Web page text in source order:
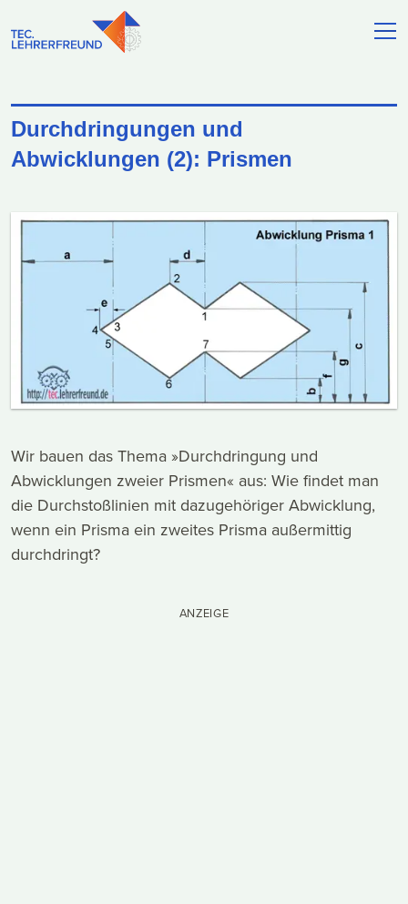
Durchdringungen und
Abwicklungen (2): Prismen
Wir bauen das Thema »Durchdringung und
Abwicklungen zweier Prismen« aus: Wie findet man
die Durchstoßlinien mit dazugehöriger Abwicklung,
wenn ein Prisma ein zweites Prisma außermittig
durchdringt?
ANZEIGE